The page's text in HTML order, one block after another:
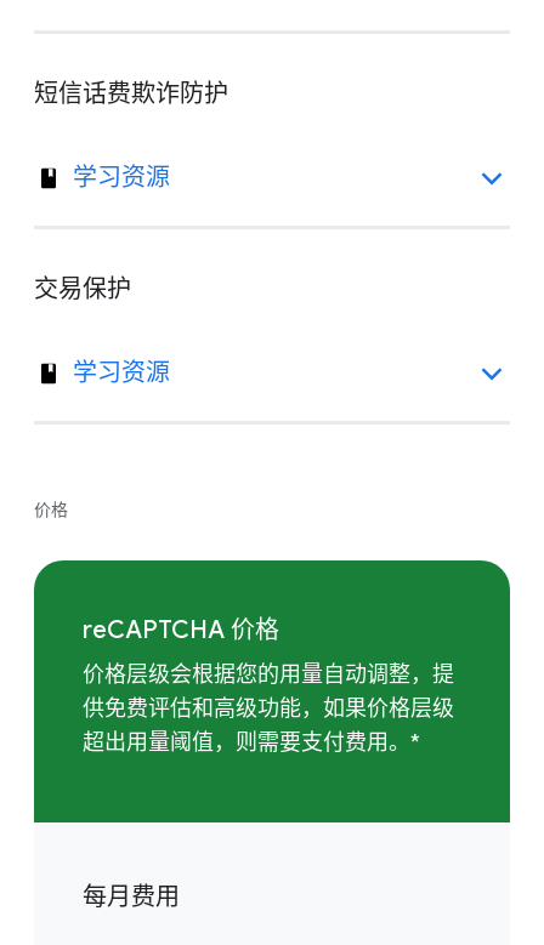
短信话费欺诈防护
学习资源
交易保护
学习资源
价格
reCAPTCHA 价格
价格层级会根据您的用量自动调整，提
供免费评估和高级功能，如果价格层级
超出用量阈值，则需要支付费用。*
每月费用